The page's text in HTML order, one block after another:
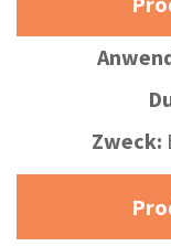
Zweck: